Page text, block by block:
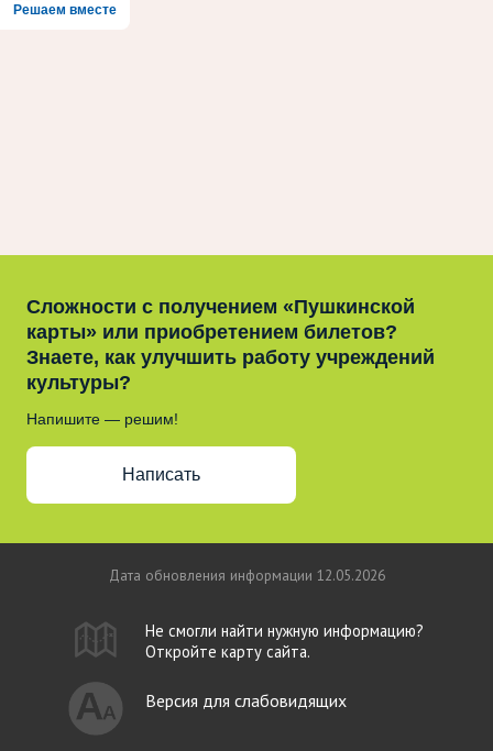
Решаем вместе
Сложности с получением «Пушкинской
карты» или приобретением билетов?
Знаете, как улучшить работу учреждений
культуры?
Напишите — решим!
Написать
Дата обновления информации 12.05.2026
Не смогли найти нужную информацию?
Откройте карту сайта.
Версия для слабовидящих